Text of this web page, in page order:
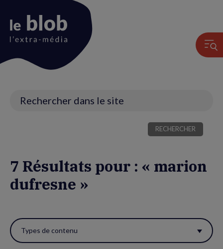
7 Résultats pour : « marion
dufresne »
ces
filtres
Types de contenu